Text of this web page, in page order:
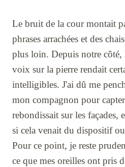
Le bruit de la cour montait
phrases arrachées et des
plus loin. Depuis notre côté,
voix sur la pierre rendait
intelligibles. J'ai dû me
mon compagnon pour
rebondissait sur les façades,
si cela venait du dispositif
Pour ce point, je reste
ce que mes oreilles ont pris